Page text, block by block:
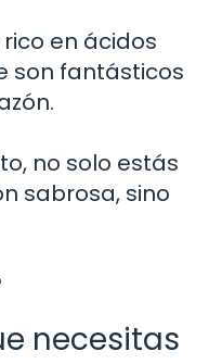
en ácidos
son fantásticos
no solo estás
sabrosa, sino
necesitas